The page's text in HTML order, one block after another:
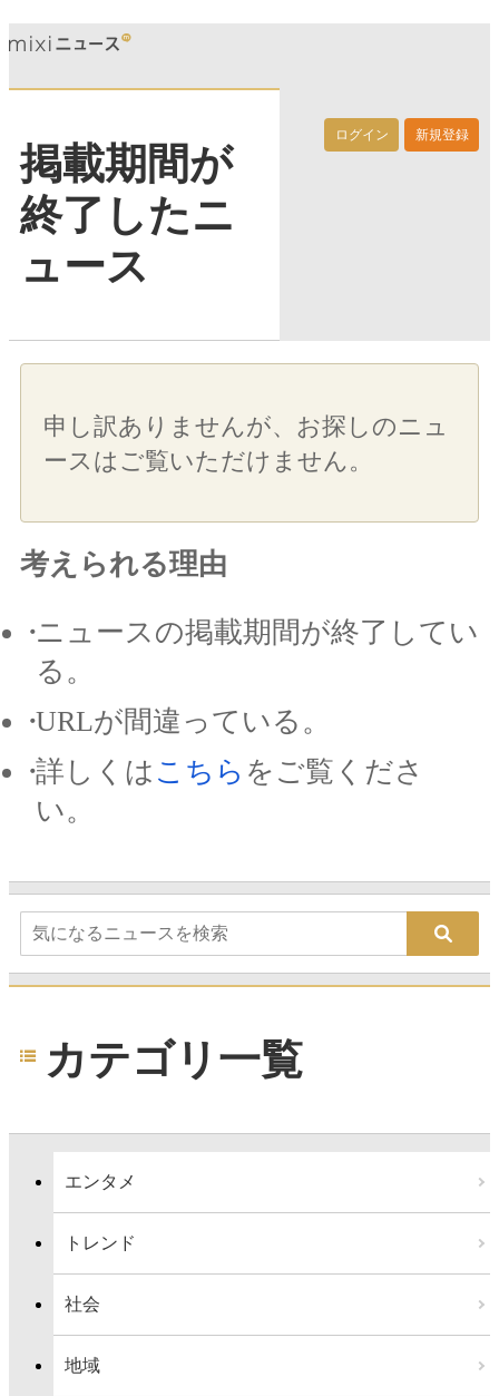
ログイン 新規登録
掲載期間が
終了したニ
ュース
申し訳ありませんが、お探しのニュ
ースはご覧いただけません。
考えられる理由
ニュースの掲載期間が終了してい
る。
URLが間違っている。
詳しくは こちら をご覧くださ
い。
カテゴリ一覧
エンタメ
トレンド
社会
地域